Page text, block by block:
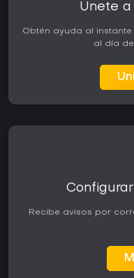
Únete a
Obtén ayuda al
al día
Recibe avisos por